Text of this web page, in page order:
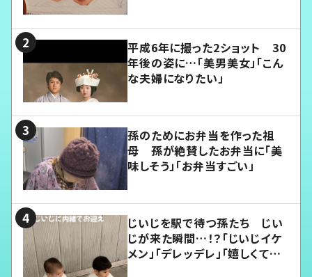
平成6年に撮った2ショット 30
年後の姿に…「美男美女」「こん
な夫婦になりたい」
孫のためにお弁当を作った祖
母 孫が絶賛したお弁当に「美
味しそう」「お弁当すごい」
じいじを駅で待つ孫たち じい
じが来た瞬間…！？「じいじイケ
メン」「デレッデレ」「嬉しくて可